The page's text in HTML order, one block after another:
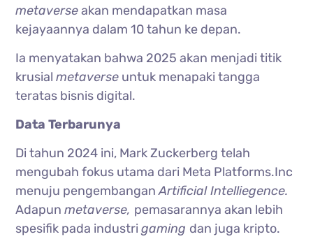
metaverseakan mendapatkan masa
kejayaannya dalam 10 tahun ke depan.
Ia menyatakan bahwa 2025 akan menjadi titik
krusialmetaverse untuk menapaki tangga
teratas bisnis digital.
Data Terbarunya
Di tahun 2024 ini, Mark Zuckerberg telah
mengubah fokus utama dari Meta Platforms.Inc
menuju pengembanganArtificial Intelliegence.
Adapunmetaverse, pemasarannya akan lebih
spesifik pada industrigaming dan juga kripto.